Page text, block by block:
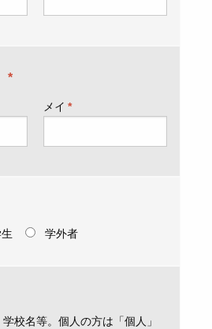
*
メイ *
学外者
校名等。個人の方は「個人」